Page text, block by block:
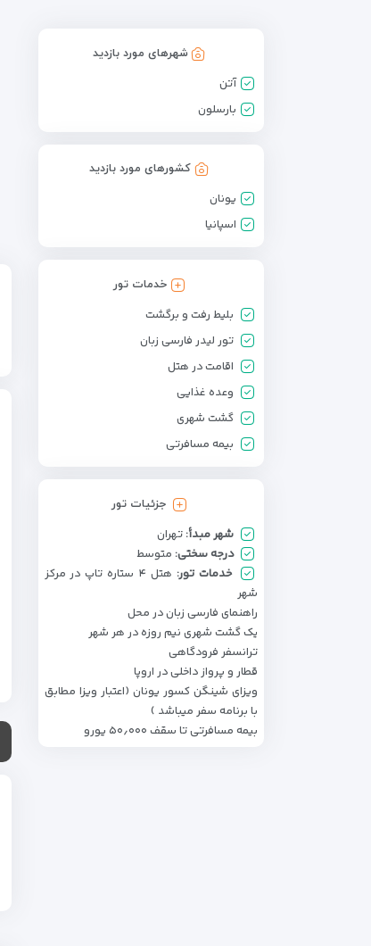
شهرهای مورد بازدید
آتن
بارسلون
کشورهای مورد بازدید
یونان
اسپانیا
خدمات تور
بلیط رفت و برگشت
تور لیدر فارسی زبان
اقامت در هتل
وعده غذایی
گشت شهری
بیمه مسافرتی
جزئیات تور
شهر مبدأ: تهران
درجه سختی: متوسط
خدمات تور:
هتل ۴ ستاره تاپ در مرکز
شهر
راهنمای فارسی زبان در محل
یک گشت شهری نیم روزه در هر شهر
ترانسفر فرودگاهی
قطار و پرواز داخلی در اروپا
ویزای شینگن کسور یونان (اعتبار ویزا مطابق
با برنامه سفر میباشد )
بیمه مسافرتی تا سقف ۵۰٫۰۰۰ یورو